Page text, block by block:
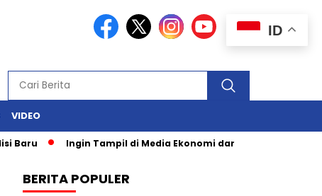
VIDEO
Ingin Tampil di Media Ekonomi dan Bisnis Nasional?
BERITA POPULER
ID